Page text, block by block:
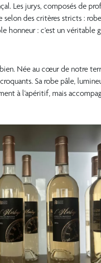
Les jurys, composés de
selon des critères stricts :
honneur : c’est un véritable
Née au cœur de notre
Sa robe pâle,
à l’apéritif, mais